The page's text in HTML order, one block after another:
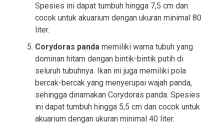
Spesies ini dapat tumbuh hingga 7,5 cm dan
cocok untuk akuarium dengan ukuran minimal 80
liter.
Corydoras panda memiliki warna tubuh yang
dominan hitam dengan bintik-bintik putih di
seluruh tubuhnya. Ikan ini juga memiliki pola
bercak-bercak yang menyerupai wajah panda,
sehingga dinamakan Corydoras panda. Spesies
ini dapat tumbuh hingga 5,5 cm dan cocok untuk
akuarium dengan ukuran minimal 40 liter.